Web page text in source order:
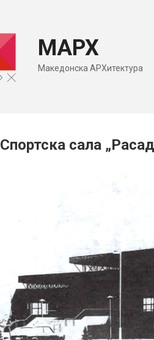
МАРХ
Македонска АРХитектура
Спортска сала